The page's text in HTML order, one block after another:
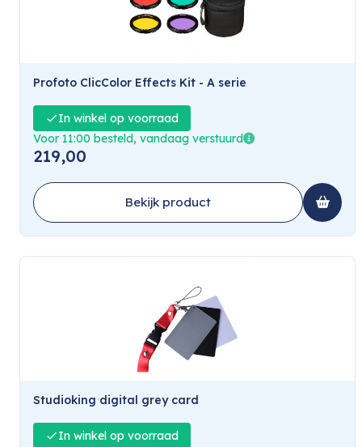
Profoto ClicColor Effects Kit - A serie
In winkel op voorraad
Voor 11:00 besteld, vandaag verstuurd
219,00
Bekijk product
Studioking digital grey card
In winkel op voorraad